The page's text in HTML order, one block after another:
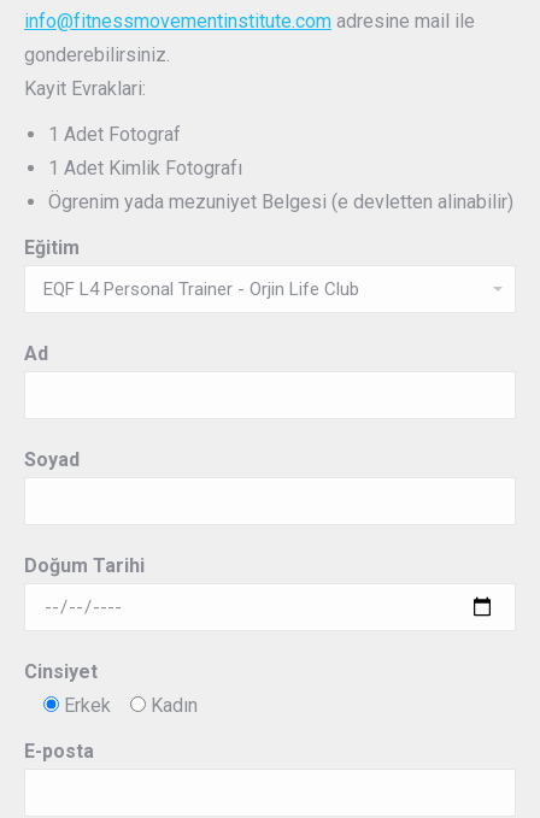
info@fitnessmovementinstitute.com adresine mail ile
gonderebilirsiniz.
Kayit Evraklari:
1 Adet Fotograf
1 Adet Kimlik Fotografı
Ögrenim yada mezuniyet Belgesi (e devletten alinabilir)
Eğitim
Ad
Soyad
Doğum Tarihi
Cinsiyet
Erkek
Kadın
E-posta